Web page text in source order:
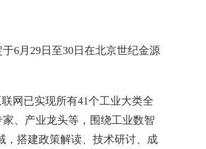
6月29日至30日在北京世纪金源
网已实现所有41个工业大类全
、产业龙头等，围绕工业数智
，搭建政策解读、技术研讨、成